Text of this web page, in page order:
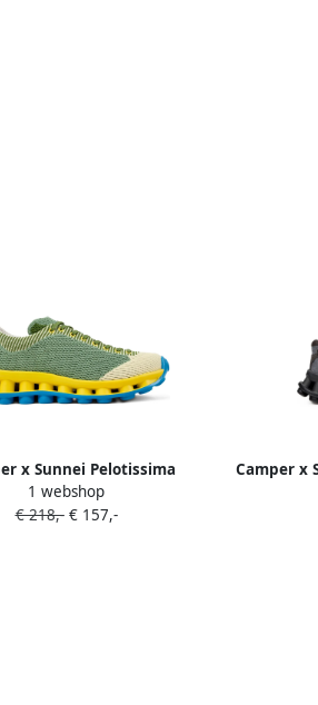
x Sunnei Pelotissima
gebreide sneakers Groen
1 webshop
€ 218,-€ 157,-
Camper x